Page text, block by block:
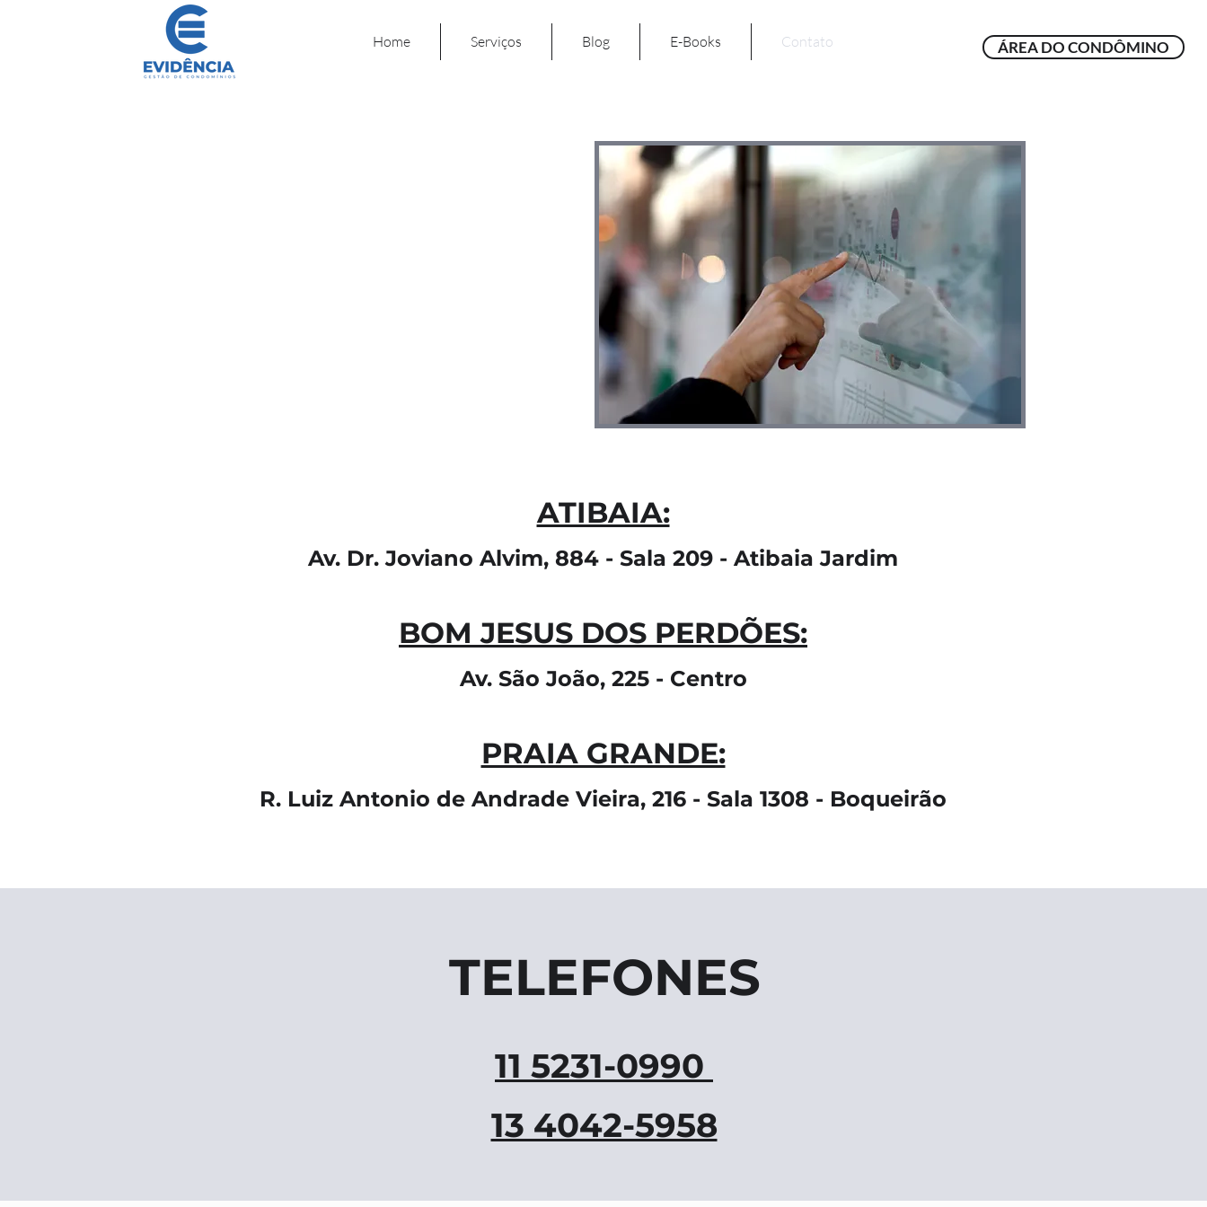
ÁREA DO CONDÔMINO
Home Serviços Blog E-Books Contato
ATIBAIA:
Av. Dr. Joviano Alvim, 884 - Sala 209 - Atibaia Jardim
BOM JESUS DOS PERDÕES:
Av. São João, 225- Centro
PRAIA GRANDE:
R. Luiz Antonio de Andrade Vieira, 216 - Sala 1308 - Boqueirão
TELEFONES
11 5231-0990
13 4042-5958